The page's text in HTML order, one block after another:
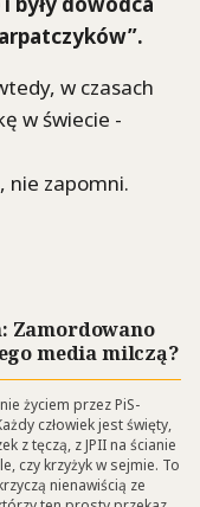
w czasach
w świecie -
nie zapomni.
Zamordowano
media milczą?
życiem przez PiS-
człowiek jest święty,
z tęczą, z JPII na ścianie
czy krzyżyk w sejmie. To
nienawiścią ze